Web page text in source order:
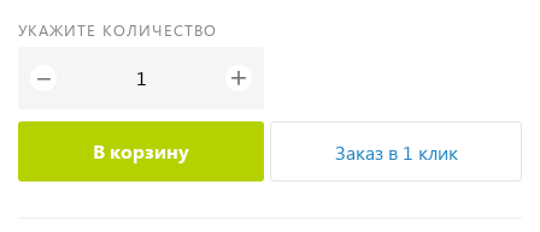
УКАЖИТЕ КОЛИЧЕСТВО
− +
В корзину Заказ в 1 клик